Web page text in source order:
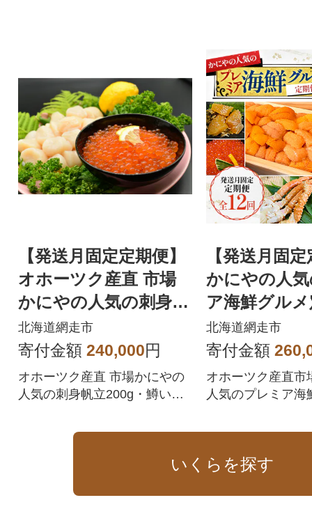
【発送月固定定期便】
オホーツク産直 市場
かにやの人気の刺身帆
立・鱒いくら・大粒し
じみ貝全12回
北海道網走市
寄付金額 240,000円
オホーツク産直 市場かにやの
人気の刺身帆立200g・鱒いく
【発送月固
かにやの人
ア海鮮グル
網走自慢を
回
北海道網走市
寄付金額
オホーツク産直市
人気のプレミア海
をお届け致します
いくらを探す